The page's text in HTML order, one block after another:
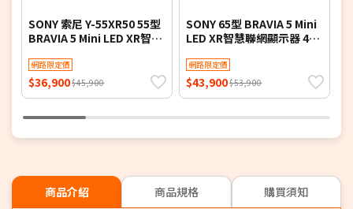
SONY 索尼 Y-55XR50 55型
BRAVIA 5 Mini LED XR智慧
網路限定價
$36,900$45,900
SONY 65型 BRAVIA 5 Mini
LED XR智慧聯網顯示器 4K
網路限定價
$43,900$53,900
商品介紹 商品規格 購買須知